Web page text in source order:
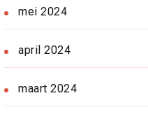
mei 2024
april 2024
maart 2024